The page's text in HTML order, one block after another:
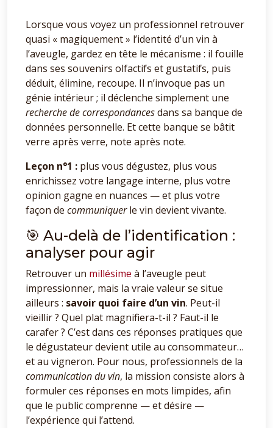
Lorsque vous voyez un professionnel retrouver
quasi « magiquement » l’identité d’un vin à
l’aveugle, gardez en tête le mécanisme : il fouille
dans ses souvenirs olfactifs et gustatifs, puis
déduit, élimine, recoupe. Il n’invoque pas un
génie intérieur ; il déclenche simplement une
recherche de correspondancesdans sa banque de
données personnelle. Et cette banque se bâtit
verre après verre, note après note.
Leçon n°1 : plus vous dégustez, plus vous
enrichissez votre langage interne, plus votre
opinion gagne en nuances — et plus votre
façon de communiquerle vin devient vivante.
🎯 Au-delà de l’identification :
analyser pour agir
Retrouver un millésime à l’aveugle peut
impressionner, mais la vraie valeur se situe
ailleurs : savoir quoi faire d’un vin. Peut-il
vieillir ? Quel plat magnifiera-t-il ? Faut-il le
carafer ? C’est dans ces réponses pratiques que
le dégustateur devient utile au consommateur…
et au vigneron. Pour nous, professionnels de la
communication du vin, la mission consiste alors à
formuler ces réponses en mots limpides, afin
que le public comprenne — et désire —
l’expérience qui l’attend.